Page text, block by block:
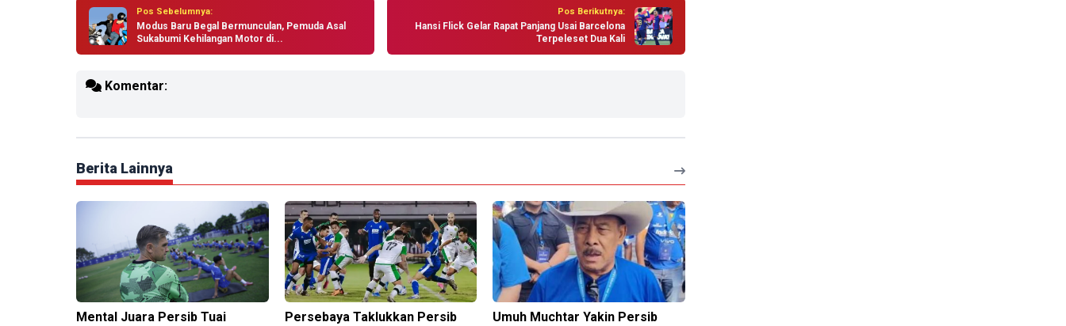
Pos Sebelumnya:
Modus Baru Begal Bermunculan, Pemuda Asal
Sukabumi Kehilangan Motor di...
Pos Berikutnya:
Hansi Flick Gelar Rapat Panjang Usai Barcelona
Terpeleset Dua Kali
Komentar:
Berita Lainnya
Mental Juara Persib Tuai
Persebaya Taklukkan Persib
Umuh Muchtar Yakin Persib